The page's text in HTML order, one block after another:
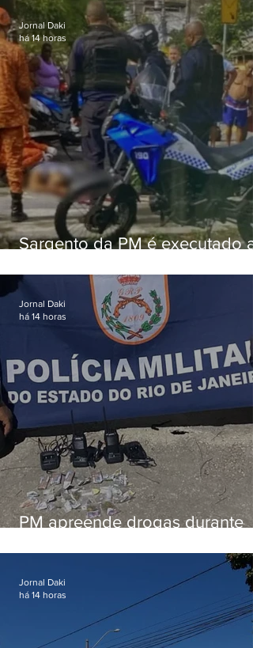
Sargento da PM é executado a
em Vaz Lobo
Jornal Daki
há 14 horas
PM apreende drogas durante
Jornal Daki
há 14 horas
Jornal Daki
há 14 horas